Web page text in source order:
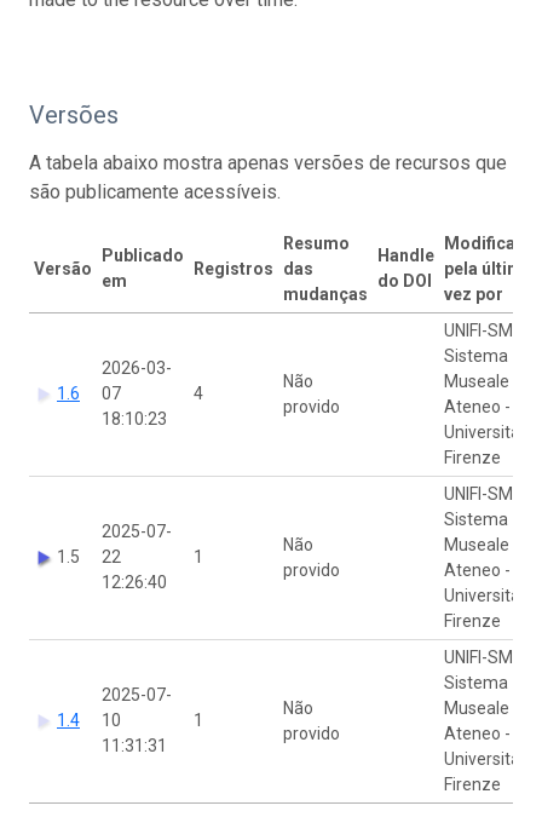
Versões
A tabela abaixo mostra apenas versões de recursos que
são publicamente acessíveis.
Versão
Publicado
em
Registros
Resumo
das
mudanças
Handle
do DOI
Modificado
pela última
vez por
1.6
2026-03-
07
18:10:23
4
Não
provido
UNIFI-SMA
Sistema
Museale di
Ateneo -
Università di
Firenze
1.5
2025-07-
22
12:26:40
1
Não
provido
UNIFI-SMA
Sistema
Museale di
Ateneo -
Università di
Firenze
1.4
2025-07-
10
11:31:31
1
Não
provido
UNIFI-SMA
Sistema
Museale di
Ateneo -
Università di
Firenze